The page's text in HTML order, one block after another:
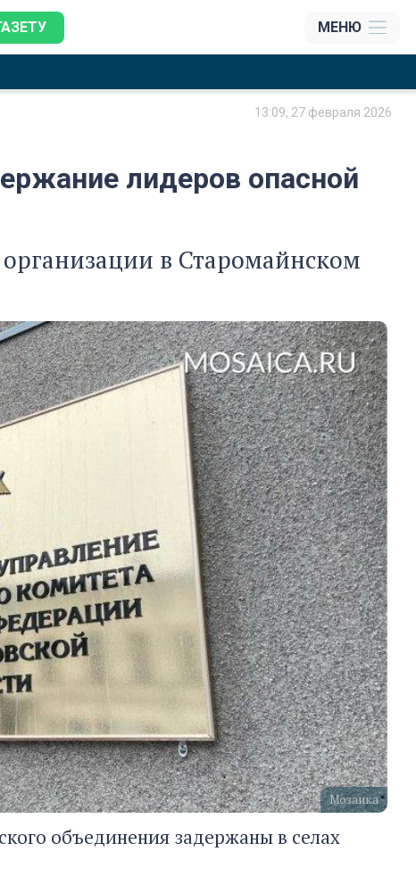
МЕНЮ
13:09, 27 февраля 2026
лидеров опасной
в Старомайнском
Мозаика
объединения задержаны в селах